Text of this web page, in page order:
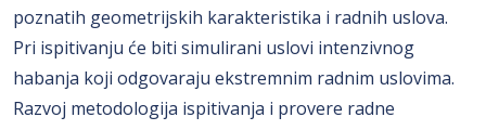
poznatih geometrijskih karakteristika i radnih uslova.
Pri ispitivanju će biti simulirani uslovi intenzivnog
habanja koji odgovaraju ekstremnim radnim uslovima.
Razvoj metodologija ispitivanja i provere radne